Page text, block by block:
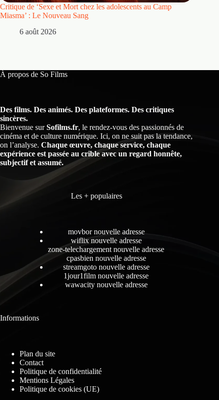
Critique de ‘Sexe et Mort chez les adolescents au Camp
Miasma’ : Le Nouveau Sang
6 août 2026
À propos de So Films
Des films. Des animés. Des plateformes. Des critiques
sincères.
Bienvenue surSofilms.fr, le rendez-vous des passionnés de
cinéma et de culture numérique. Ici, on ne suit pas la tendance,
on l’analyse. Chaque œuvre, chaque service, chaque
expérience est passée au crible avec un regard honnête,
subjectif et assumé.
Les + populaires
movbor nouvelle adresse
wiflix nouvelle adresse
zone-telechargement nouvelle adresse
cpasbien nouvelle adresse
streamgoto nouvelle adresse
1jour1film nouvelle adresse
wawacity nouvelle adresse
Informations
Plan du site
Contact
Politique de confidentialité
Mentions Légales
Politique de cookies (UE)